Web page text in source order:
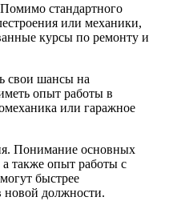
стандартного
или механики,
курсы по ремонту и
свои шансы на
опыт работы в
или гаражное
Понимание основных
также опыт работы с
быстрее
новой должности.